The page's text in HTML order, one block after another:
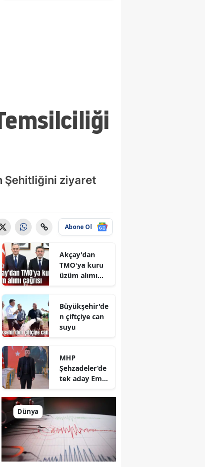
Şehitliğini ziyaret
Abone Ol
Akçay'dan
TMO'ya kuru
üzüm alımı
Büyükşehir'de
n çiftçiye can
suyu
MHP
Şehzadeler’de
tek aday Emre
Dünya